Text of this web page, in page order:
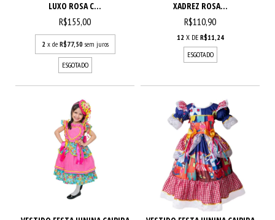
LUXO ROSA C...
R$155,00
2 x de R$77,50 sem juros
ESGOTADO
XADREZ ROSA...
R$110,90
12 X DE R$11,24
ESGOTADO